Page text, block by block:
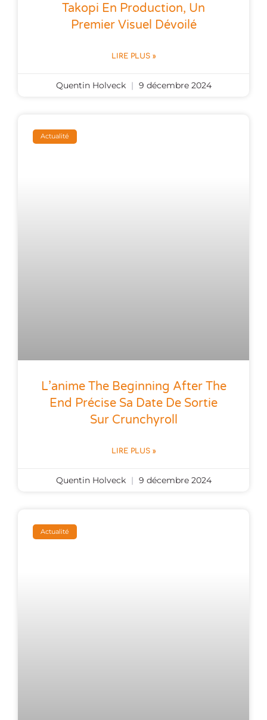
Takopi En Production, Un
Premier Visuel Dévoilé
LIRE PLUS »
Quentin Holveck 9 décembre 2024
Actualité
L’anime The Beginning After The
End Précise Sa Date De Sortie
Sur Crunchyroll
LIRE PLUS »
Quentin Holveck 9 décembre 2024
Actualité